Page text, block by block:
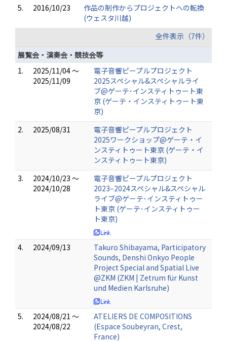
5. 2016/10/23
作品の制作からプロジェクトへの転換
(ウェスタ川越)
全件表示（7件）
展覧会・演奏会・競技会等
1.
2025/11/04 ～
2025/11/09
電子音響ピープルプロジェクト
2025スペシャル&スペシャルライ
ブ@ゲーテ･インスティトゥート東
京 (ゲーテ・インスティトゥート東
京)
2.
2025/08/31
電子音響ピープルプロジェクト
2025ワークショップ@ゲーテ・イ
ンスティトゥート東京 (ゲーテ・イ
ンスティトゥート東京)
3.
2024/10/23 ～
2024/10/28
電子音響ピープルプロジェクト
2023–2024スペシャル&スペシャル
ライブ@ゲーテ･インスティトゥー
ト東京 (ゲーテ･インスティトゥー
ト東京)
4. 2024/09/13
Takuro Shibayama, Participatory
Sounds, Denshi Onkyo People
Project Special and Spatial Live
@ZKM (ZKM | Zetrum für Kunst
und Medien Karlsruhe)
5.
2024/08/21 ～
2024/08/22
ATELIERS DE COMPOSITIONS
(Espace Soubeyran, Crest,
France)